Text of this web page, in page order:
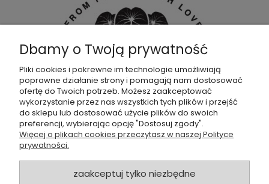
Dołącz do naszejgrupy facebookowej !
POMOC
SKLEP
Dbamy o Twoją prywatność
Pliki cookies i pokrewne im technologie umożliwiają
poprawne działanie strony i pomagają nam dostosować
ofertę do Twoich potrzeb. Możesz zaakceptować
wykorzystanie przez nas wszystkich tych plików i przejść
do sklepu lub dostosować użycie plików do swoich
preferencji, wybierając opcję "Dostosuj zgody".
Więcej o plikach cookies przeczytasz w naszej Polityce
prywatności.
zaakceptuj tylko niezbędne